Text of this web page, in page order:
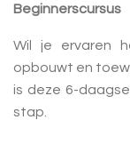
Beginnerscursus
Wil je ervaren
opbouwt en
is deze 6-
stap.